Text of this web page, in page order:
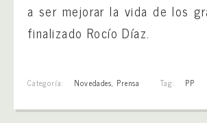
a ser mejorar la vida de los
finalizado Rocío Díaz.
Categoría: Novedades, Prensa Tag: PP